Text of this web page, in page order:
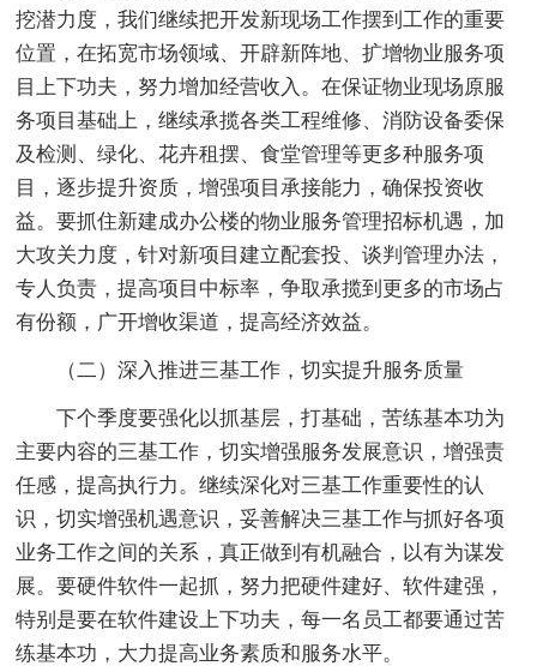
挖潜力度，我们继续把开发新现场工作摆到工作的重要
位置，在拓宽市场领域、开辟新阵地、扩增物业服务项
目上下功夫，努力增加经营收入。在保证物业现场原服
务项目基础上，继续承揽各类工程维修、消防设备委保
及检测、绿化、花卉租摆、食堂管理等更多种服务项
目，逐步提升资质，增强项目承接能力，确保投资收
益。要抓住新建成办公楼的物业服务管理招标机遇，加
大攻关力度，针对新项目建立配套投、谈判管理办法，
专人负责，提高项目中标率，争取承揽到更多的市场占
有份额，广开增收渠道，提高经济效益。
（二）深入推进三基工作，切实提升服务质量
下个季度要强化以抓基层，打基础，苦练基本功为
主要内容的三基工作，切实增强服务发展意识，增强责
任感，提高执行力。继续深化对三基工作重要性的认
识，切实增强机遇意识，妥善解决三基工作与抓好各项
业务工作之间的关系，真正做到有机融合，以有为谋发
展。要硬件软件一起抓，努力把硬件建好、软件建强，
特别是要在软件建设上下功夫，每一名员工都要通过苦
练基本功，大力提高业务素质和服务水平。